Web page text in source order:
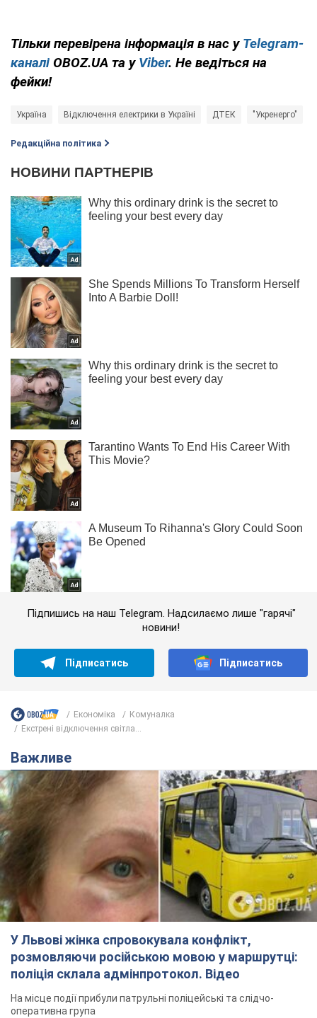
Тільки перевірена інформація в нас у Telegram-
каналі OBOZ.UA та у Viber. Не ведіться на
фейки!
Україна Відключення електрики в Україні ДТЕК "Укренерго"
Редакційна політика
Підпишись на наш Telegram. Надсилаємо лише "гарячі"
новини!
Підписатись Підписатись
Економіка
Комуналка
Екстрені відключення світла...
Важливе
У Львові жінка спровокувала конфлікт,
розмовляючи російською мовою у маршрутці:
поліція склала адмінпротокол. Відео
На місце події прибули патрульні поліцейські та слідчо-
оперативна група